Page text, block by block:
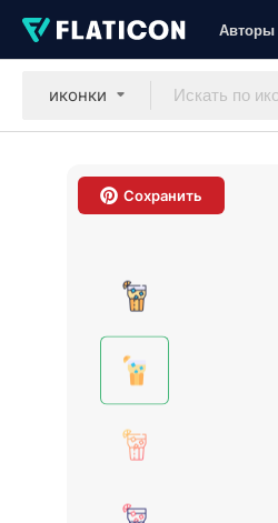
Авторы
иконки
Сохранить